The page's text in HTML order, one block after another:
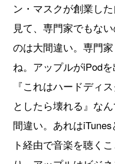
ン・マスクが創業し
見て、専門家でもな
のは大間違い。専門
ね。アップルがiPod
『これはハードディ
としたら壊れる』な
間違い。あれは
ト経由で音楽を聴く